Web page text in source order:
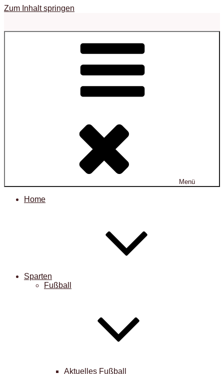
Zum Inhalt springen
Menü
Home
Sparten
Fußball
Aktuelles Fußball